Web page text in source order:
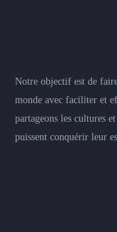
Notre objectif est de
monde avec faciliter et
partageons les cultures
puissent conquérir leur